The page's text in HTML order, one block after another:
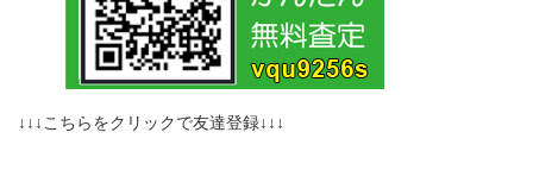
↓↓↓こちらをクリックで友達登録↓↓↓